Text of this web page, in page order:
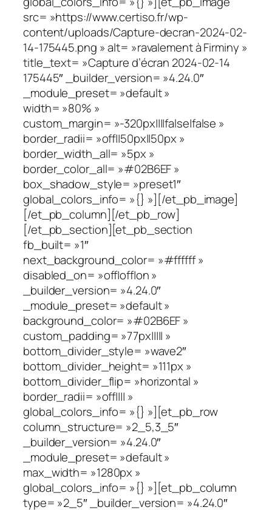
src= »https://www.certiso.fr/wp-
content/uploads/Capture-decran-2024-02-
14-175445.png » alt= »ravalement à Firminy »
title_text= »Capture d’écran 2024-02-14
175445″ _builder_version= »4.24.0″
_module_preset= »default »
width= »80% »
custom_margin= »-320px||||false|false »
border_radii= »off||50px||50px »
border_width_all= »5px »
border_color_all= »#02B6EF »
box_shadow_style= »preset1″
global_colors_info= »{} »][/et_pb_image]
[/et_pb_column][/et_pb_row]
[/et_pb_section][et_pb_section
fb_built= »1″
next_background_color= »#ffffff »
disabled_on= »off|off|on »
_builder_version= »4.24.0″
_module_preset= »default »
background_color= »#02B6EF »
custom_padding= »77px||||| »
bottom_divider_style= »wave2″
bottom_divider_height= »111px »
bottom_divider_flip= »horizontal »
border_radii= »off|||| »
global_colors_info= »{} »][et_pb_row
column_structure= »2_5,3_5″
_builder_version= »4.24.0″
_module_preset= »default »
max_width= »1280px »
global_colors_info= »{} »][et_pb_column
type= »2_5″ _builder_version= »4.24.0″